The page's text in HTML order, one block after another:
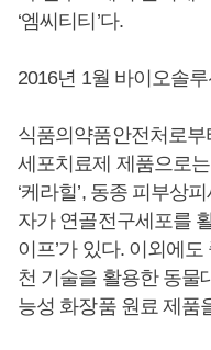
‘엠씨티티’다.
2016년 1월 바이오솔
식품의약품안전처로
세포치료제 제품으로
‘케라힐’, 동종 피부상
자가 연골전구세포를
이프’가 있다. 이외에
천 기술을 활용한 동물
능성 화장품 원료 제품